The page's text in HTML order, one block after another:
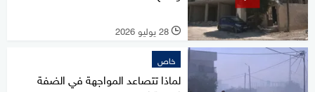
l 28 يوليو 2026
خاص
لماذا تتصاعد المواجهة في الضفة